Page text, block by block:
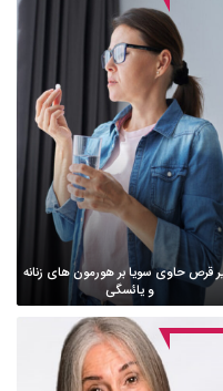
قرص حاوی سویا بر هورمون های زنانه
و یائسگی